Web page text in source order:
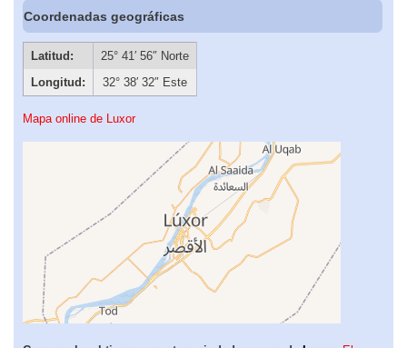
Coordenadas geográficas
Latitud:
25° 41′ 56″ Norte
Longitud:
32° 38′ 32″ Este
Mapa online de Luxor